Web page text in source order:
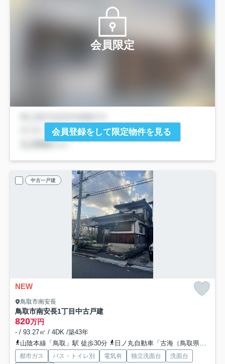
会員限定
会員登録をして限定物件を見る
中古一戸建
NEW
鳥取市南安長
鳥取市南安長1丁目中古戸建
820万円
- / 93.27㎡ / 4DK /築43年
山陰本線「鳥取」駅 徒歩30分
日ノ丸自動車「古海（鳥取県）」バス停下車 徒歩11分
都市ガス バス・トイレ別 電気有 独立洗面台
洗面台